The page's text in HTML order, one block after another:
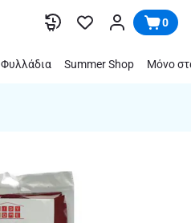
0
Φυλλάδια Summer Shop Μόνο